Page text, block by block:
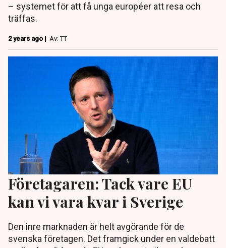
– systemet för att få unga européer att resa och
träffas.
2 years ago | Av: TT
Företagaren: Tack vare EU
kan vi vara kvar i Sverige
Den inre marknaden är helt avgörande för de
svenska företagen. Det framgick under en valdebatt